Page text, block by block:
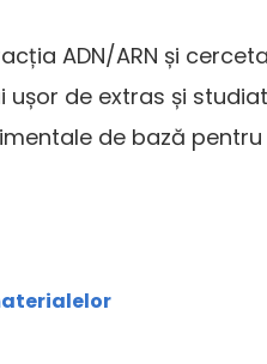
ADN/ARN și
de extras și
de bază